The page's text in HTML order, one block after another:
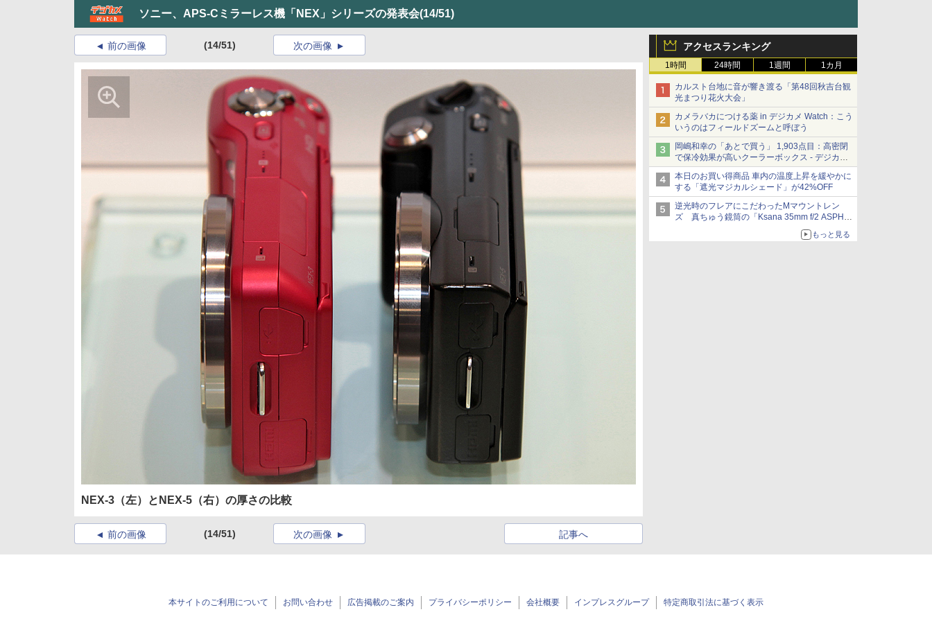
ソニー、APS-Cミラーレス機「NEX」シリーズの発表会(14/51)
アクセスランキング
1時間 24時間 1週間 1カ月
カルスト台地に音が響き渡る「第48回秋吉台観
光まつり花火大会」
カメラバカにつける薬 in デジカメ Watch：こう
いうのはフィールドズームと呼ぼう
岡嶋和幸の「あとで買う」 1,903点目：高密閉
で保冷効果が高いクーラーボックス - デジカメ
Watch
本日のお買い得商品 車内の温度上昇を緩やかに
する「遮光マジカルシェード」が42%OFF
逆光時のフレアにこだわったMマウントレン
ズ 真ちゅう鏡筒の「Ksana 35mm f/2 ASPH.
もっと見る
前の画像 (14/51) 次の画像
NEX-3（左）とNEX-5（右）の厚さの比較
前の画像 (14/51) 記事へ
次の画像
本サイトのご利用について お問い合わせ 広告掲載のご案内 プライバシーポリシー 会社概要 インプレスグループ 特定商取引法に基づく表示